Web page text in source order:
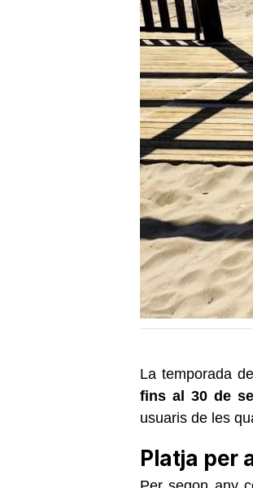
La temporada
fins al 30 de
usuaris de les
Platja per